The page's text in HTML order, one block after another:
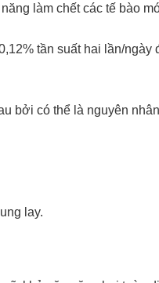
làm chết các tế bào
tần suất hai lần/ngày
bởi có thể là nguyên
lay.